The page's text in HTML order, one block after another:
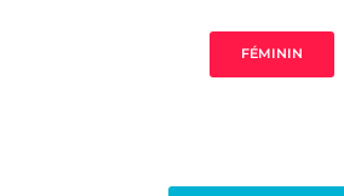
FÉMININ